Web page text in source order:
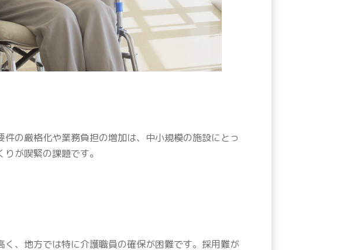
の厳格化や業務負担の増加は、中小規模の施設にとっ
が喫緊の課題です。
、地方では特に介護職員の確保が困難です。採用難が